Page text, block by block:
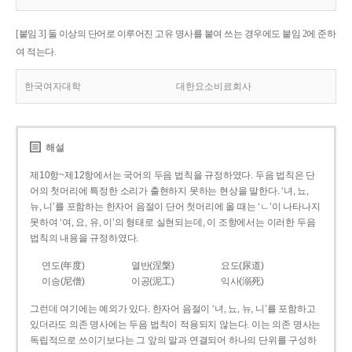
[붙임 3] 둘 이상의 단어로 이루어진 고유 명사를 붙여 쓰는 경우에도 붙임 2에 준하
여 적는다.
한국여자대학 대한요소비료회사
해설
제10항~제12항에서는 국어의 두음 법칙을 규정하였다. 두음 법칙은 단
어의 첫머리에 특정한 소리가 출현하지 못하는 현상을 말한다. ‘녀, 뇨,
뉴, 니’를 포함하는 한자어 음절이 단어 첫머리에 올 때는 ‘ㄴ’이 나타나지
못하여 ‘여, 요, 유, 이’의 형태로 실현되는데, 이 조항에서는 이러한 두음
법칙의 내용을 규정하였다.
연도(年度) 열반(涅槃)
요도(尿道)
이승(尼僧)
이공(泥工) 익사(溺死)
그런데 여기에는 예외가 있다. 한자어 음절이 ‘녀, 뇨, 뉴, 니’를 포함하고
있더라도 의존 명사에는 두음 법칙이 적용되지 않는다. 이는 의존 명사는
독립적으로 쓰이기보다는 그 앞의 말과 연결되어 하나의 단위를 구성하